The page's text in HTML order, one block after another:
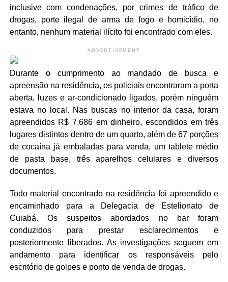
inclusive com condenações, por crimes de tráfico de
drogas, porte ilegal de arma de fogo e homicídio, no
entanto, nenhum material ilícito foi encontrado com eles.
ADVERTISEMENT
Durante o cumprimento ao mandado de busca e
apreensão na residência, os policiais encontraram a porta
aberta, luzes e ar-condicionado ligados, porém ninguém
estava no local. Nas buscas no interior da casa, foram
apreendidos R$ 7.686 em dinheiro, escondidos em três
lugares distintos dentro de um quarto, além de 67 porções
de cocaína já embaladas para venda, um tablete médio
de pasta base, três aparelhos celulares e diversos
documentos.
Todo material encontrado na residência foi apreendido e
encaminhado para a Delegacia de Estelionato de
Cuiabá. Os suspeitos abordados no bar foram
conduzidos para prestar esclarecimentos e
posteriormente liberados. As investigações seguem em
andamento para identificar os responsáveis pelo
escritório de golpes e ponto de venda de drogas.